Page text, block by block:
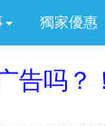
獨家優惠